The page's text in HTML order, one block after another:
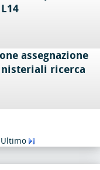
assegnazione
ricerca
Ultimo